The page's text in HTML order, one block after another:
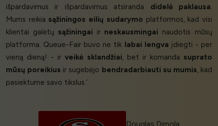
išpardavimus ir išpardavimus atsiranda didelė paklausa.
Mums reikia sąžiningos eilių sudarymo platformos, kad visi
klientai galėtų sąžiningai ir neskausmingai naudotis mūsų
platforma. Queue-Fair buvo ne tik
labai lengva įdiegti - per
vieną dieną! - irveikė sklandžiai, bet ir komanda suprato
mūsų poreikius ir sugebėjo bendradarbiauti su mumis, kad
pasiektume savo tikslus.’
Douglas Dimola